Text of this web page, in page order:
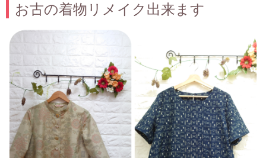
お古の着物リメイク出来ます